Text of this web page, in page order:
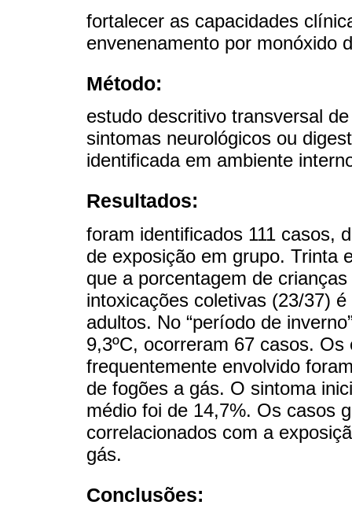
fortalecer as capacidades
envenenamento por monóxido
Método:
estudo descritivo transversal
sintomas neurológicos ou
identificada em ambiente
Resultados:
foram identificados 111 casos,
de exposição em grupo. Trinta
que a porcentagem de
intoxicações coletivas (23/37)
adultos. No “período de
9,3ºC, ocorreram 67 casos.
frequentemente envolvido
de fogões a gás. O sintoma
médio foi de 14,7%. Os casos
correlacionados com a
gás.
Conclusões: